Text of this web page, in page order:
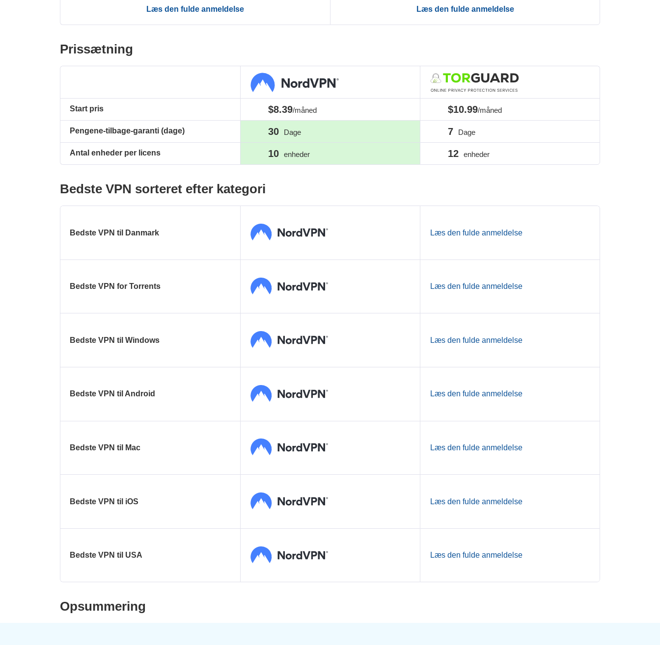
Læs den fulde anmeldelse Læs den fulde anmeldelse
Prissætning
Start pris
Pengene-tilbage-garanti (dage)
Antal enheder per licens
$8.39/måned
30 Dage
10 enheder
$10.99/måned
7 Dage
12 enheder
Bedste VPN sorteret efter kategori
Bedste VPN til Danmark Læs den fulde anmeldelse
Bedste VPN for Torrents Læs den fulde anmeldelse
Bedste VPN til Windows Læs den fulde anmeldelse
Bedste VPN til Android Læs den fulde anmeldelse
Bedste VPN til Mac Læs den fulde anmeldelse
Bedste VPN til iOS Læs den fulde anmeldelse
Bedste VPN til USA Læs den fulde anmeldelse
Opsummering